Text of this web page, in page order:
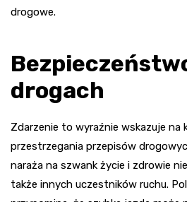
drogowe.
drogach
Zdarzenie to wyraźnie wskazuje na
przestrzegania przepisów
naraża na szwank życie i zdrowie
także innych uczestników ruchu.